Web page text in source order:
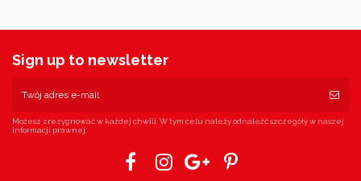
Sign up to newsletter
Możesz zrezygnować w każdej chwili. W tym celu należy odnaleźć szczegóły w naszej
informacji prawnej.